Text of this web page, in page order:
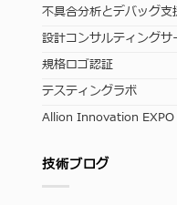
不具合分析とデバッグ
設計コンサルティングサ
規格ロゴ認証
テスティングラボ
Allion Innovation EXPO
技術ブログ